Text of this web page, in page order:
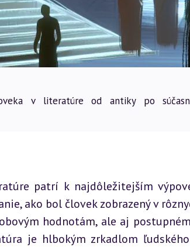
v literatúre od antiky po
patrí k najdôležitejším
ako bol človek zobrazený v
hodnotám, ale aj
je hlbokým zrkadlom